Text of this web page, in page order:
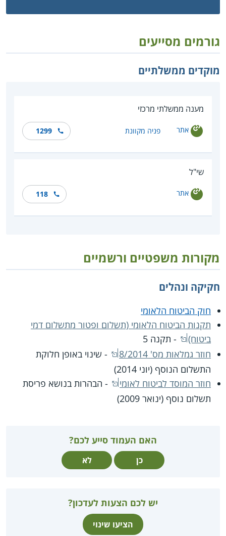
גורמים מסייעים
מוקדים ממשלתיים
מענה ממשלתי מרכזי
אתר פניה מקוונת 1299
שי"ל
אתר 118
מקורות משפטיים ורשמיים
חקיקה ונהלים
חוק הביטוח הלאומי
תקנות הביטוח הלאומי (תשלום ופטור מתשלום דמי
ביטוח)
- תקנה 5
חוזר גמלאות מס' 8/2014
- שינוי באופן חלוקת
התשלום הנוסף (יוני 2014)
חוזר המוסד לביטוח לאומי
- הבהרות בנושא פריסת
תשלום נוסף (ינואר 2009)
האם העמוד סייע לכם?
כן לא
יש לכם הצעות לעדכון?
הציעו שינוי